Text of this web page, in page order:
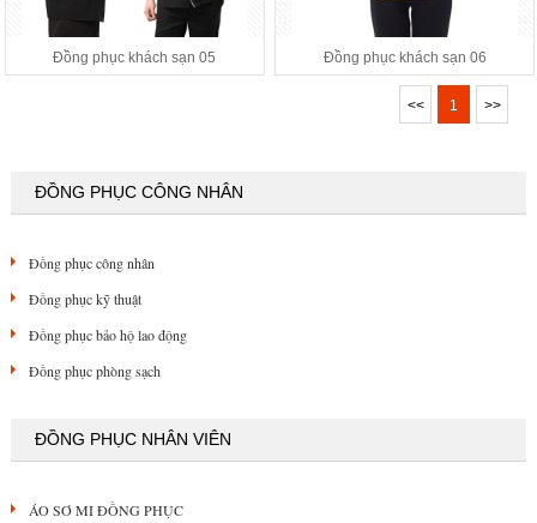
Đồng phục khách sạn 05 Đồng phục khách sạn 06
<< 1 >>
ĐỒNG PHỤC CÔNG NHÂN
Đồng phục công nhân
Đồng phục kỹ thuật
Đồng phục bảo hộ lao động
Đồng phục phòng sạch
ĐỒNG PHỤC NHÂN VIÊN
ÁO SƠ MI ĐỒNG PHỤC